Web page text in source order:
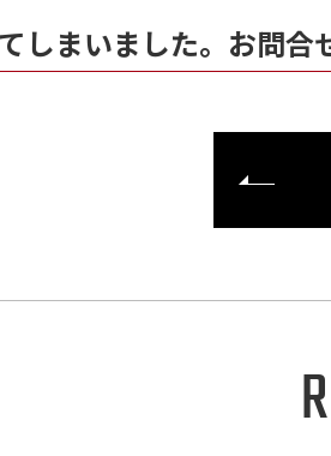
しまいました。お問合